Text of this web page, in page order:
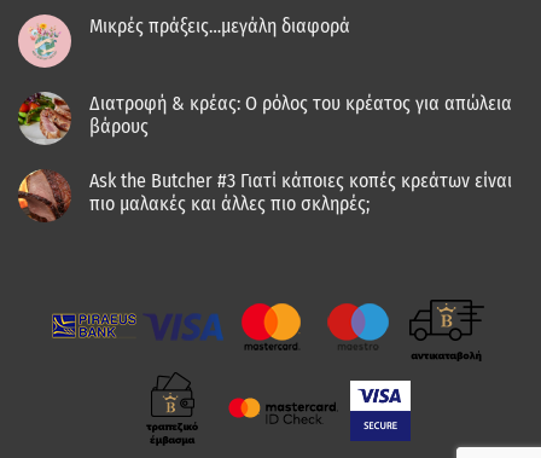
Μικρές πράξεις…μεγάλη διαφορά
Διατροφή & κρέας: Ο ρόλος του κρέατος για απώλεια
βάρους
Ask the Butcher #3 Γιατί κάποιες κοπές κρεάτων είναι
πιο μαλακές και άλλες πιο σκληρές;